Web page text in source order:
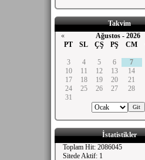
Takvim
«
Ağustos - 2026
PT
SL ÇŞ PŞ CM
3
4 5 6 7
10
11 12 13 14
17
18 19 20 21
24
25 26 27 28
31
İstatistikler
Toplam Hit: 2086045
Sitede Aktif: 1